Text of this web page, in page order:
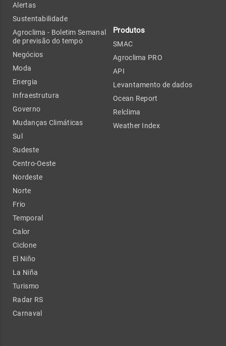
Alertas
Sustentabilidade
Agroclima - Boletim Semanal
de previsão do tempo
Negócios
Moda
Energia
Infraestrutura
Governo
Mudanças Climáticas
Sul
Sudeste
Centro-Oeste
Nordeste
Norte
Frio
Temporal
Calor
Ciclone
El Niño
La Niña
Turismo
Radar RS
Carnaval
Produtos
SMAC
Agroclima PRO
API
Levantamento de dados
Ocean Report
Relclima
Weather Index